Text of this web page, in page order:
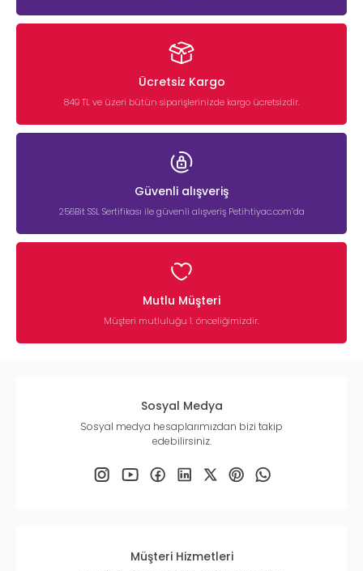
Ücretsiz Kargo
849 TL ve üzeri bütün siparişlerinizde kargo ücretsizdir.
Güvenli alışveriş
256Bit SSL Sertifikası ile güvenli alışveriş Petihtiyac.com’da
Mutlu Müşteri
Müşteri mutluluğu 1. önceliğimizdir.
Sosyal Medya
Sosyal medya hesaplarımızdan bizi takip
edebilirsiniz.
Müşteri Hizmetleri